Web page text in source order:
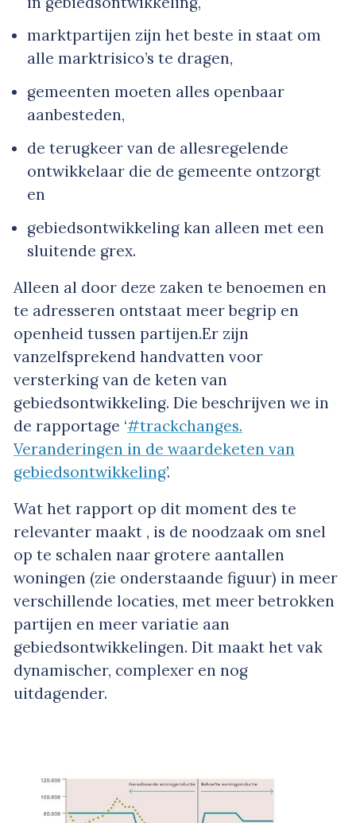
marktpartijen zijn het beste in staat om
alle marktrisico’s te dragen,
gemeenten moeten alles openbaar
aanbesteden,
de terugkeer van de allesregelende
ontwikkelaar die de gemeente ontzorgt
en
gebiedsontwikkeling kan alleen met een
sluitende grex.
Alleen al door deze zaken te benoemen en
te adresseren ontstaat meer begrip en
openheid tussen partijen.Er zijn
vanzelfsprekend handvatten voor
versterking van de keten van
gebiedsontwikkeling. Die beschrijven we in
de rapportage ‘#trackchanges.
Veranderingen in de waardeketen van
gebiedsontwikkeling’.
Wat het rapport op dit moment des te
relevanter maakt , is de noodzaak om snel
op te schalen naar grotere aantallen
woningen (zie onderstaande figuur) in meer
verschillende locaties, met meer betrokken
partijen en meer variatie aan
gebiedsontwikkelingen. Dit maakt het vak
dynamischer, complexer en nog
uitdagender.